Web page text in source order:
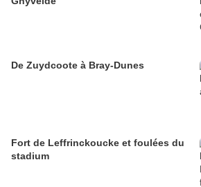
De Zuydcoote à Bray-Dunes
Fort de Leffrinckoucke et foulées du
stadium